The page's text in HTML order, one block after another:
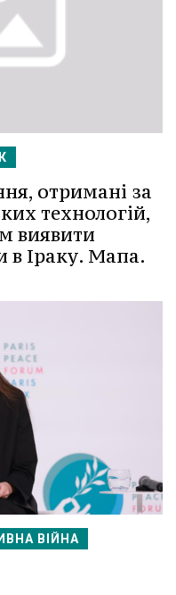
отримані за
технологій,
виявити
в Іраку. Мапа.
ВІЙНА